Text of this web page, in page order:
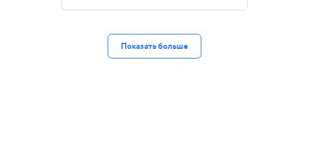
Показать больше